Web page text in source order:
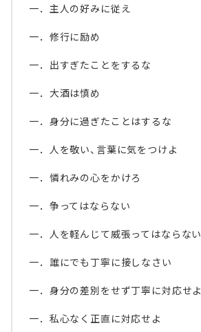
一．主人の好みに従え
一．修行に励め
一．出すぎたことをするな
一．大酒は慎め
一．身分に過ぎたことはするな
一．人を敬い、言葉に気をつけよ
一．憐れみの心をかけろ
一．争ってはならない
一．人を軽んじて威張ってはならない
一．誰にでも丁寧に接しなさい
一．身分の差別をせず丁寧に対応せよ
一．私心なく正直に対応せよ